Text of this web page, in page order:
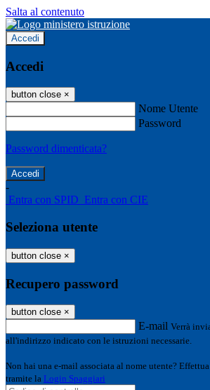
Salta al contenuto
Accedi
Accedi
button close ×
Nome Utente
Password
Password dimenticata?
-
Entra con SPID Entra con CIE
Seleziona utente
button close ×
Recupero password
button close ×
E-mail Verrà
all'indirizzo indicato con le istruzioni necessarie.
Non hai una e-mail associata al nome utente?
tramite la Login Spaggiari